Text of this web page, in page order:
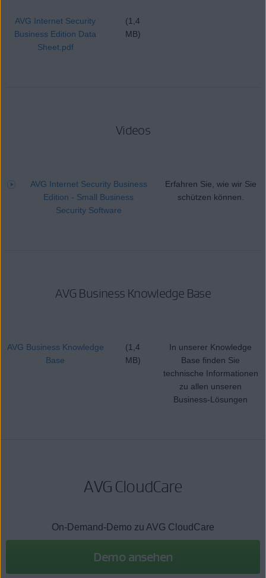
AVG Internet Security
Business Edition Data
Sheet.pdf
(1,4
MB)
Videos
AVG Internet Security Business
Edition - Small Business
Security Software
Erfahren Sie, wie wir Sie
schützen können.
AVG Business Knowledge Base
AVG Business Knowledge
Base
(1,4
MB)
In unserer Knowledge
Base finden Sie
technische Informationen
zu allen unseren
Business-Lösungen
AVG CloudCare
On-Demand-Demo zu AVG CloudCare
Demo ansehen